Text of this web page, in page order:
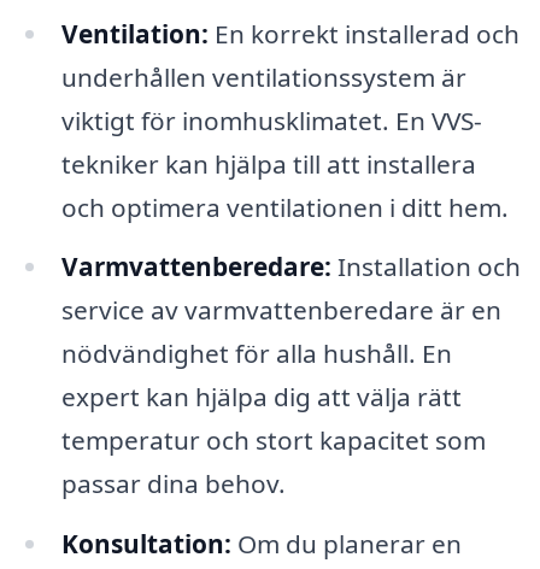
Ventilation: En korrekt installerad och
underhållen ventilationssystem är
viktigt för inomhusklimatet. En VVS-
tekniker kan hjälpa till att installera
och optimera ventilationen i ditt hem.
Varmvattenberedare: Installation och
service av varmvattenberedare är en
nödvändighet för alla hushåll. En
expert kan hjälpa dig att välja rätt
temperatur och stort kapacitet som
passar dina behov.
Konsultation: Om du planerar en